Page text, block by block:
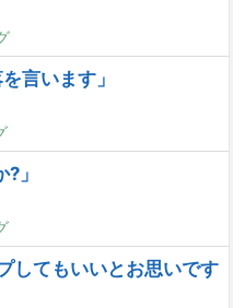
言います」
」
してもいいとお思いです